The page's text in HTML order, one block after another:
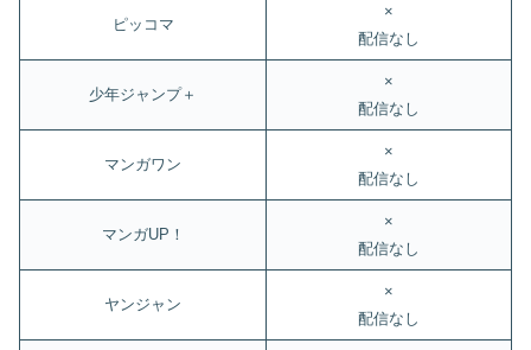
ピッコマ
×
配信なし
少年ジャンプ＋
×
配信なし
マンガワン
×
配信なし
マンガUP！
×
配信なし
ヤンジャン
×
配信なし